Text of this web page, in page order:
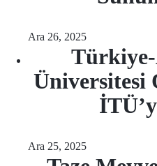
Ara 26, 2025
Üniversitesi
Ara 25, 2025